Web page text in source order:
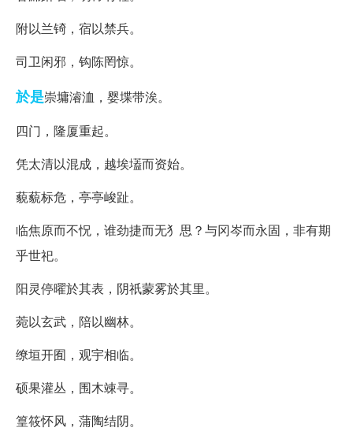
附以兰锜，宿以禁兵。
司卫闲邪，钩陈罔惊。
於是崇墉濬洫，婴堞带涘。
四门，隆厦重起。
凭太清以混成，越埃壒而资始。
藐藐标危，亭亭峻趾。
临焦原而不怳，谁劲捷而无犭思？与冈岑而永固，非有期
乎世祀。
阳灵停曜於其表，阴祇蒙雾於其里。
菀以玄武，陪以幽林。
缭垣开囿，观宇相临。
硕果灌丛，围木竦寻。
篁筱怀风，蒲陶结阴。